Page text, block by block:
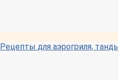
Рецепты для аэрогриля,